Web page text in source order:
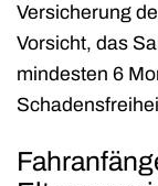
Versicherung
Vorsicht, das
mindesten 6